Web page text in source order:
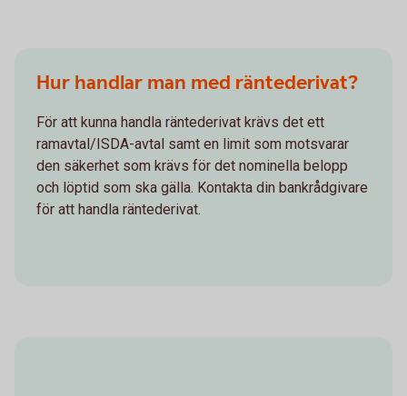
Hur handlar man med räntederivat?
För att kunna handla räntederivat krävs det ett
ramavtal/ISDA-avtal samt en limit som motsvarar
den säkerhet som krävs för det nominella belopp
och löptid som ska gälla. Kontakta din bankrådgivare
för att handla räntederivat.